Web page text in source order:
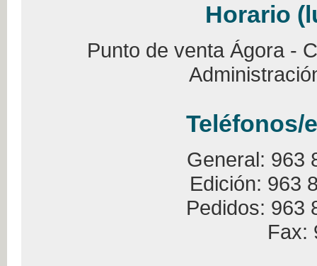
Horario
Punto de venta Ágora -
Teléfonos/
General: 963
Edición: 963
Pedidos: 963
Fax: